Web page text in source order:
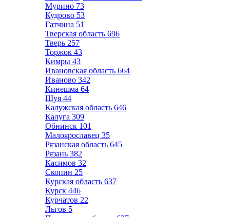
Мурино 73
Кудрово 53
Гатчина 51
Тверская область 696
Тверь 257
Торжок 43
Кимры 43
Ивановская область 664
Иваново 342
Кинешма 64
Шуя 44
Калужская область 646
Калуга 309
Обнинск 101
Малоярославец 35
Рязанская область 645
Рязань 382
Касимов 32
Скопин 25
Курская область 637
Курск 446
Курчатов 22
Льгов 5